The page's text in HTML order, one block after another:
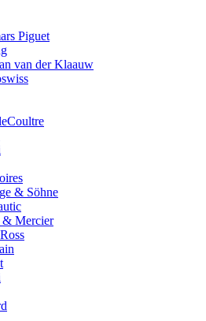
Piguet
van der Klaauw
& Söhne
& Mercier